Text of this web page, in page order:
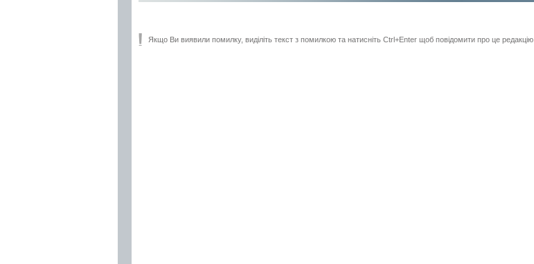
Якщо Ви виявили помилку, виділіть текст з помилкою та натисніть Ctrl+Enter щоб повідомити про це редакцію